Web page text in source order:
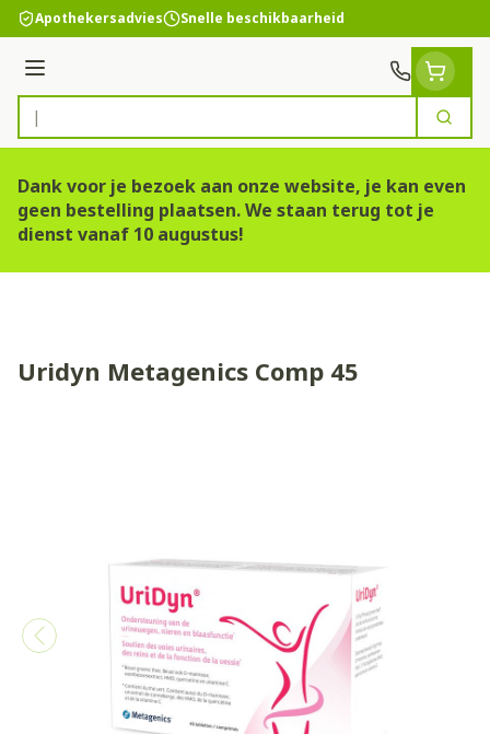
Ga naar de inhoud
Apothekersadvies Snelle beschikbaarheid
Menu
Product, merk, categorie...
Zoek
Dank voor je bezoek aan onze website, je kan even
geen bestelling plaatsen. We staan terug tot je
dienst vanaf 10 augustus!
Uridyn Metagenics Comp 45